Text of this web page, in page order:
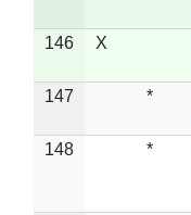
146 X
147 *
148 *